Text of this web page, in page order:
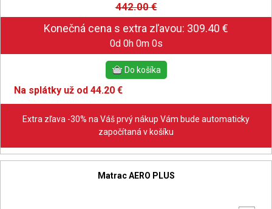
442.00€
0d 0h 0m 0s
Na splátky už od 44.20 €
Extra zľava -30% na Váš prvý nákup Vám bude automaticky
započítaná v košíku
Matrac AERO PLUS